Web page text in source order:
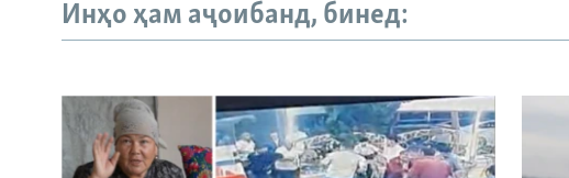
Инҳо ҳам аҷоибанд, бинед: